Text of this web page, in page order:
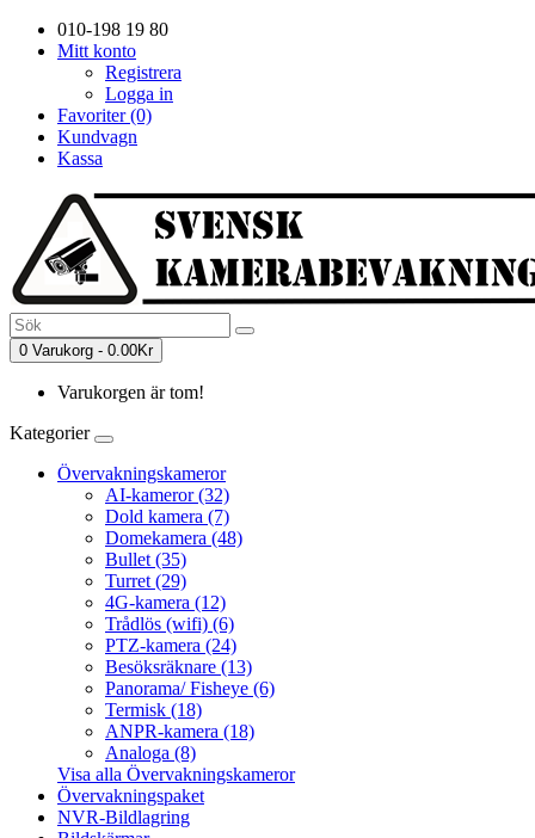
010-198 19 80
Mitt konto
Registrera
Logga in
Favoriter (0)
Kundvagn
Kassa
0 Varukorg - 0.00Kr
Varukorgen är tom!
Kategorier
Övervakningskameror
AI-kameror (32)
Dold kamera (7)
Domekamera (48)
Bullet (35)
Turret (29)
4G-kamera (12)
Trådlös (wifi) (6)
PTZ-kamera (24)
Besöksräknare (13)
Panorama/ Fisheye (6)
Termisk (18)
ANPR-kamera (18)
Analoga (8)
Visa alla Övervakningskameror
Övervakningspaket
NVR-Bildlagring